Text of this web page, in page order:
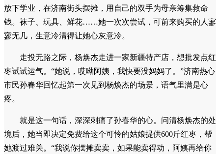
放下学业，在济南街头摆摊，用自己的双手为母亲筹集救命
钱。袜子、玩具、鲜花……她一次次尝试，可前来购买的人寥
寥无几，生意冷清得让她心灰意冷。
走投无路之际，杨焕杰走进一家新疆特产店，想批发点红
枣试试运气。“她说，哎呦阿姨，我快要没妈妈了。”济南热心
市民孙春华回忆起第一次见到杨焕杰的场景，语气里满是心
疼。
就是这一句话，深深刺痛了孙春华的心。问清杨焕杰的处
境后，她当即决定免费给这个可怜的姑娘提供600斤红枣，帮
她渡过难关。“我说你摆摊卖卖，如果能卖得动，阿姨再给你